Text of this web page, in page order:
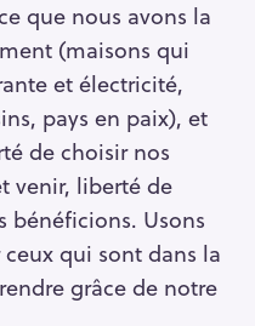
que nous avons la
(maisons qui
et électricité,
pays en paix), et
de choisir nos
venir, liberté de
Usons
qui sont dans la
grâce de notre